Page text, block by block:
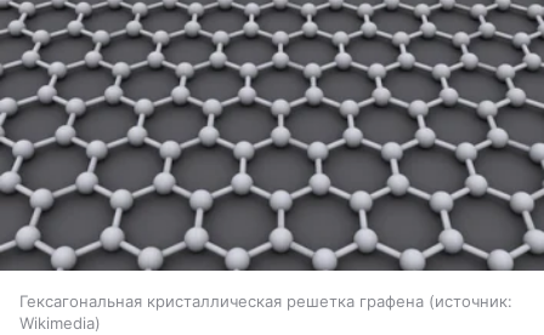
Гексагональная кристаллическая решетка графена
источник:
Wikimedia